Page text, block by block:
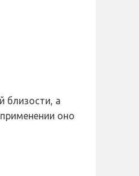
близости, а
оно